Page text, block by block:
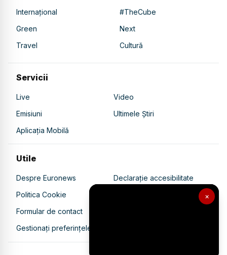
×
Internațional
#TheCube
Green
Next
Travel
Cultură
Servicii
Live
Video
Emisiuni
Ultimele Știri
Aplicația Mobilă
Utile
Despre Euronews
Declarație accesibilitate
Politica Cookie
Politica de confidențialitate
Formular de contact
Gestionați preferințele